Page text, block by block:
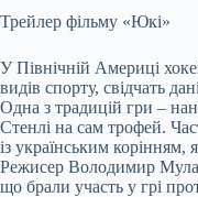
Трейлер фільму «Юкі»
У Північній Америці
видів спорту, свідчать
Одна з традицій гри –
Стенлі на сам трофей.
із українським
Режисер Володимир Мула
що брали участь у грі